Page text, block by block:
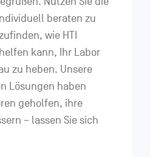
beraten zu
wie HTI
kann, Ihr Labor
zu heben. Unsere
Lösungen haben
geholfen, ihre
– lassen Sie sich